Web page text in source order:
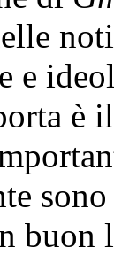
e
è
buon